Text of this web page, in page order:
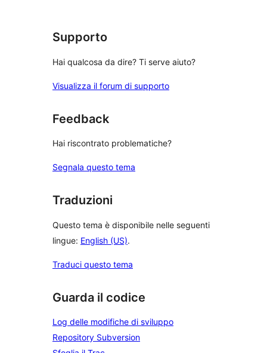
Supporto
Hai qualcosa da dire? Ti serve aiuto?
Visualizza il forum di supporto
Feedback
Hai riscontrato problematiche?
Segnala questo tema
Traduzioni
Questo tema è disponibile nelle seguenti
lingue: English (US).
Traduci questo tema
Guarda il codice
Log delle modifiche di sviluppo
Repository Subversion